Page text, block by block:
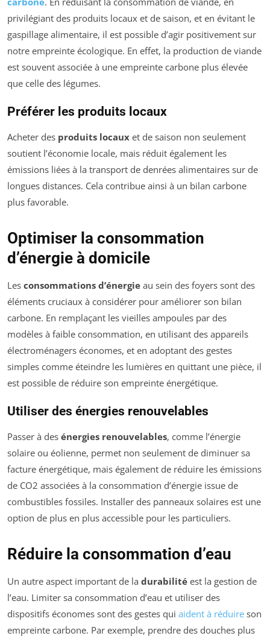
privilégiant des produits locaux et de saison, et en évitant le
gaspillage alimentaire, il est possible d’agir positivement sur
notre empreinte écologique. En effet, la production de viande
est souvent associée à une empreinte carbone plus élevée
que celle des légumes.
Préférer les produits locaux
Acheter des produits locaux et de saison non seulement
soutient l’économie locale, mais réduit également les
émissions liées à la transport de denrées alimentaires sur de
longues distances. Cela contribue ainsi à un bilan carbone
plus favorable.
Optimiser la consommation
d’énergie à domicile
Les consommations d’énergie au sein des foyers sont des
éléments cruciaux à considérer pour améliorer son bilan
carbone. En remplaçant les vieilles ampoules par des
modèles à faible consommation, en utilisant des appareils
électroménagers économes, et en adoptant des gestes
simples comme éteindre les lumières en quittant une pièce, il
est possible de réduire son empreinte énergétique.
Utiliser des énergies renouvelables
Passer à des énergies renouvelables, comme l’énergie
solaire ou éolienne, permet non seulement de diminuer sa
facture énergétique, mais également de réduire les émissions
de CO2 associées à la consommation d’énergie issue de
combustibles fossiles. Installer des panneaux solaires est une
option de plus en plus accessible pour les particuliers.
Réduire la consommation d’eau
Un autre aspect important de la durabilité est la gestion de
l’eau. Limiter sa consommation d’eau et utiliser des
dispositifs économes sont des gestes qui aident à réduire son
empreinte carbone. Par exemple, prendre des douches plus